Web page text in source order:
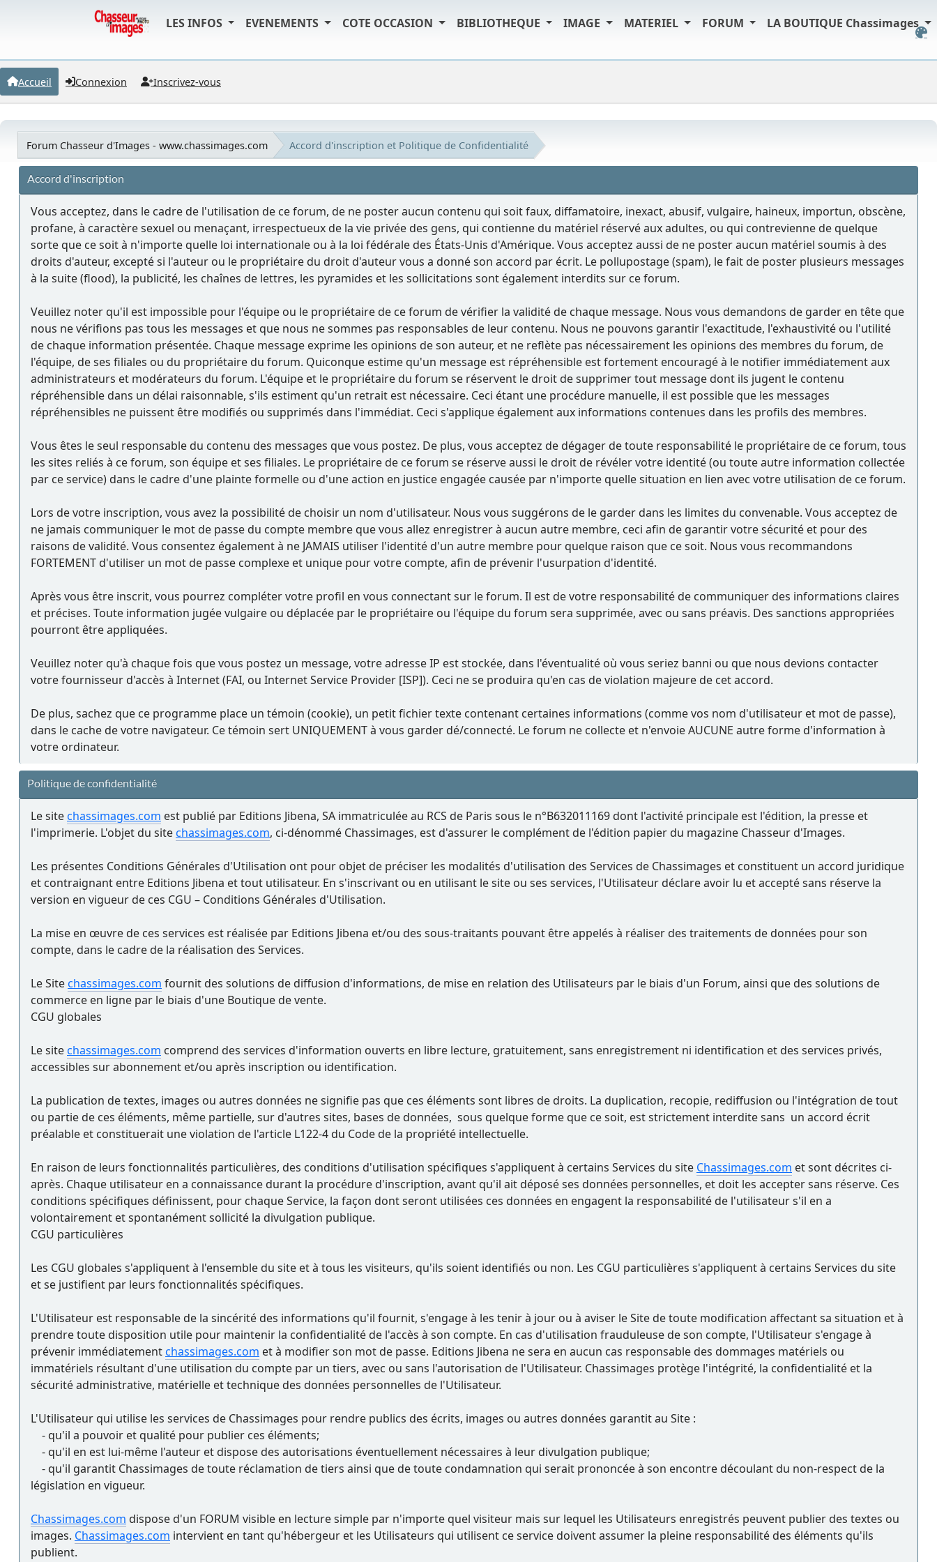
LES INFOS EVENEMENTS COTE OCCASION BIBLIOTHEQUE IMAGE MATERIEL FORUM LA BOUTIQUE Chassimages
Accueil Connexion Inscrivez-vous
Forum Chasseur d'Images - www.chassimages.com Accord d'inscription et Politique de Confidentialité
Accord d'inscription
Vous acceptez, dans le cadre de l'utilisation de ce forum, de ne poster aucun contenu qui soit faux, diffamatoire, inexact, abusif, vulgaire, haineux, importun, obscène,
profane, à caractère sexuel ou menaçant, irrespectueux de la vie privée des gens, qui contienne du matériel réservé aux adultes, ou qui contrevienne de quelque
sorte que ce soit à n'importe quelle loi internationale ou à la loi fédérale des États-Unis d'Amérique. Vous acceptez aussi de ne poster aucun matériel soumis à des
droits d'auteur, excepté si l'auteur ou le propriétaire du droit d'auteur vous a donné son accord par écrit. Le pollupostage (spam), le fait de poster plusieurs messages
à la suite (flood), la publicité, les chaînes de lettres, les pyramides et les sollicitations sont également interdits sur ce forum.
Veuillez noter qu'il est impossible pour l'équipe ou le propriétaire de ce forum de vérifier la validité de chaque message. Nous vous demandons de garder en tête que
nous ne vérifions pas tous les messages et que nous ne sommes pas responsables de leur contenu. Nous ne pouvons garantir l'exactitude, l'exhaustivité ou l'utilité
de chaque information présentée. Chaque message exprime les opinions de son auteur, et ne reflète pas nécessairement les opinions des membres du forum, de
l'équipe, de ses filiales ou du propriétaire du forum. Quiconque estime qu'un message est répréhensible est fortement encouragé à le notifier immédiatement aux
administrateurs et modérateurs du forum. L'équipe et le propriétaire du forum se réservent le droit de supprimer tout message dont ils jugent le contenu
répréhensible dans un délai raisonnable, s'ils estiment qu'un retrait est nécessaire. Ceci étant une procédure manuelle, il est possible que les messages
répréhensibles ne puissent être modifiés ou supprimés dans l'immédiat. Ceci s'applique également aux informations contenues dans les profils des membres.
Vous êtes le seul responsable du contenu des messages que vous postez. De plus, vous acceptez de dégager de toute responsabilité le propriétaire de ce forum, tous
les sites reliés à ce forum, son équipe et ses filiales. Le propriétaire de ce forum se réserve aussi le droit de révéler votre identité (ou toute autre information collectée
par ce service) dans le cadre d'une plainte formelle ou d'une action en justice engagée causée par n'importe quelle situation en lien avec votre utilisation de ce forum.
Lors de votre inscription, vous avez la possibilité de choisir un nom d'utilisateur. Nous vous suggérons de le garder dans les limites du convenable. Vous acceptez de
ne jamais communiquer le mot de passe du compte membre que vous allez enregistrer à aucun autre membre, ceci afin de garantir votre sécurité et pour des
raisons de validité. Vous consentez également à ne JAMAIS utiliser l'identité d'un autre membre pour quelque raison que ce soit. Nous vous recommandons
FORTEMENT d'utiliser un mot de passe complexe et unique pour votre compte, afin de prévenir l'usurpation d'identité.
Après vous être inscrit, vous pourrez compléter votre profil en vous connectant sur le forum. Il est de votre responsabilité de communiquer des informations claires
et précises. Toute information jugée vulgaire ou déplacée par le propriétaire ou l'équipe du forum sera supprimée, avec ou sans préavis. Des sanctions appropriées
pourront être appliquées.
Veuillez noter qu'à chaque fois que vous postez un message, votre adresse IP est stockée, dans l'éventualité où vous seriez banni ou que nous devions contacter
votre fournisseur d'accès à Internet (FAI, ou Internet Service Provider [ISP]). Ceci ne se produira qu'en cas de violation majeure de cet accord.
De plus, sachez que ce programme place un témoin (cookie), un petit fichier texte contenant certaines informations (comme vos nom d'utilisateur et mot de passe),
dans le cache de votre navigateur. Ce témoin sert UNIQUEMENT à vous garder dé/connecté. Le forum ne collecte et n'envoie AUCUNE autre forme d'information à
votre ordinateur.
Politique de confidentialité
Le sitechassimages.com est publié par Editions Jibena, SA immatriculée au RCS de Paris sous le n°B632011169 dont l'activité principale est l'édition, la presse et
l'imprimerie. L'objet du sitechassimages.com, ci-dénommé Chassimages, est d'assurer le complément de l'édition papier du magazine Chasseur d'Images.
Les présentes Conditions Générales d'Utilisation ont pour objet de préciser les modalités d'utilisation des Services de Chassimages et constituent un accord juridique
et contraignant entre Editions Jibena et tout utilisateur. En s'inscrivant ou en utilisant le site ou ses services, l'Utilisateur déclare avoir lu et accepté sans réserve la
version en vigueur de ces CGU – Conditions Générales d'Utilisation.
La mise en œuvre de ces services est réalisée par Editions Jibena et/ou des sous-traitants pouvant être appelés à réaliser des traitements de données pour son
compte, dans le cadre de la réalisation des Services.
Le Sitechassimages.com fournit des solutions de diffusion d'informations, de mise en relation des Utilisateurs par le biais d'un Forum, ainsi que des solutions de
commerce en ligne par le biais d'une Boutique de vente.
CGU globales
Le sitechassimages.com comprend des services d'information ouverts en libre lecture, gratuitement, sans enregistrement ni identification et des services privés,
accessibles sur abonnement et/ou après inscription ou identification.
La publication de textes, images ou autres données ne signifie pas que ces éléments sont libres de droits. La duplication, recopie, rediffusion ou l'intégration de tout
ou partie de ces éléments, même partielle, sur d'autres sites, bases de données, sous quelque forme que ce soit, est strictement interdite sans un accord écrit
préalable et constituerait une violation de l'article L122-4 du Code de la propriété intellectuelle.
En raison de leurs fonctionnalités particulières, des conditions d'utilisation spécifiques s'appliquent à certains Services du site Chassimages.com et sont décrites ci-
après. Chaque utilisateur en a connaissance durant la procédure d'inscription, avant qu'il ait déposé ses données personnelles, et doit les accepter sans réserve. Ces
conditions spécifiques définissent, pour chaque Service, la façon dont seront utilisées ces données en engagent la responsabilité de l'utilisateur s'il en a
volontairement et spontanément sollicité la divulgation publique.
CGU particulières
Les CGU globales s'appliquent à l'ensemble du site et à tous les visiteurs, qu'ils soient identifiés ou non. Les CGU particulières s'appliquent à certains Services du site
et se justifient par leurs fonctionnalités spécifiques.
L'Utilisateur est responsable de la sincérité des informations qu'il fournit, s'engage à les tenir à jour ou à aviser le Site de toute modification affectant sa situation et à
prendre toute disposition utile pour maintenir la confidentialité de l'accès à son compte. En cas d'utilisation frauduleuse de son compte, l'Utilisateur s'engage à
prévenir immédiatementchassimages.com et à modifier son mot de passe. Editions Jibena ne sera en aucun cas responsable des dommages matériels ou
immatériels résultant d'une utilisation du compte par un tiers, avec ou sans l'autorisation de l'Utilisateur. Chassimages protège l'intégrité, la confidentialité et la
sécurité administrative, matérielle et technique des données personnelles de l'Utilisateur.
L'Utilisateur qui utilise les services de Chassimages pour rendre publics des écrits, images ou autres données garantit au Site :
- qu'il a pouvoir et qualité pour publier ces éléments;
- qu'il en est lui-même l'auteur et dispose des autorisations éventuellement nécessaires à leur divulgation publique;
- qu'il garantit Chassimages de toute réclamation de tiers ainsi que de toute condamnation qui serait prononcée à son encontre découlant du non-respect de la
législation en vigueur.
Chassimages.com dispose d'un FORUM visible en lecture simple par n'importe quel visiteur mais sur lequel les Utilisateurs enregistrés peuvent publier des textes ou
images. Chassimages.com intervient en tant qu'hébergeur et les Utilisateurs qui utilisent ce service doivent assumer la pleine responsabilité des éléments qu'ils
publient.